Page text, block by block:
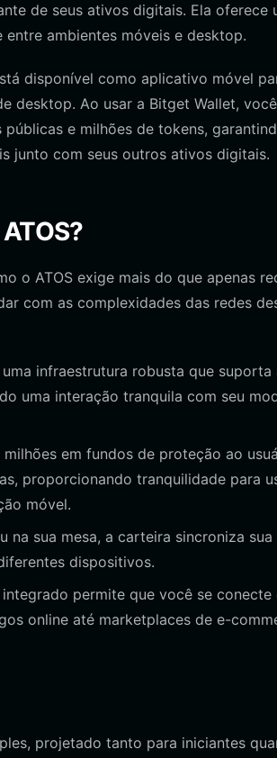
de seus ativos digitais. Ela oferece
ambientes móveis e desktop.
disponível como aplicativo móvel
desktop. Ao usar a Bitget Wallet,
e milhões de tokens,
junto com seus outros ativos digitais.
o ATOS exige mais do que apenas
com as complexidades das redes
infraestrutura robusta que suporta
uma interação tranquila com seu
em fundos de proteção ao
proporcionando tranquilidade para
móvel.
na sua mesa, a carteira sincroniza
dispositivos.
permite que você se conecte
online até marketplaces de e-
projetado tanto para iniciantes